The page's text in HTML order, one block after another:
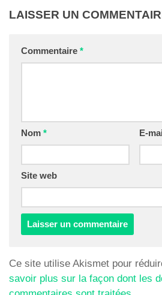
LAISSER UN
Commentaire *
Nom * E-
Site web
Ce site utilise Akismet pour
savoir plus sur la façon dont les